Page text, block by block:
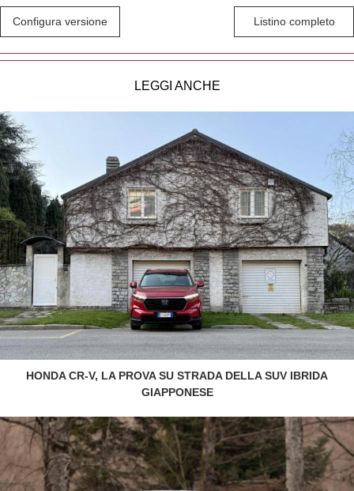
Configura versione Listino completo
LEGGI ANCHE
HONDA CR-V, LA PROVA SU STRADA DELLA SUV IBRIDA
GIAPPONESE